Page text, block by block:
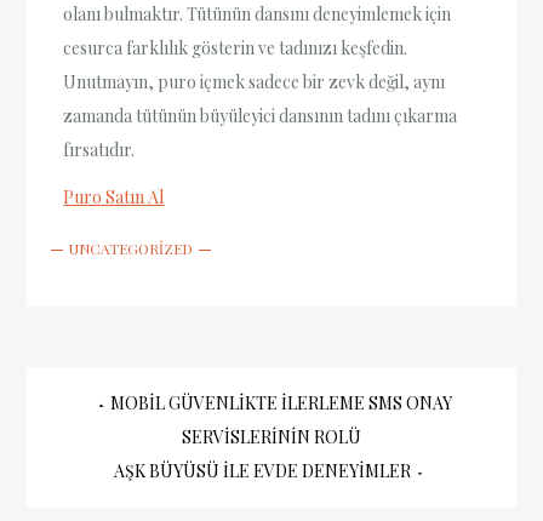
olanı bulmaktır. Tütünün dansını deneyimlemek için
cesurca farklılık gösterin ve tadınızı keşfedin.
Unutmayın, puro içmek sadece bir zevk değil, aynı
zamanda tütünün büyüleyici dansının tadını çıkarma
fırsatıdır.
Puro Satın Al
UNCATEGORIZED
Yazı
gezinmesi
MOBIL GÜVENLIKTE İLERLEME SMS ONAY
SERVISLERININ ROLÜ
AŞK BÜYÜSÜ ILE EVDE DENEYIMLER